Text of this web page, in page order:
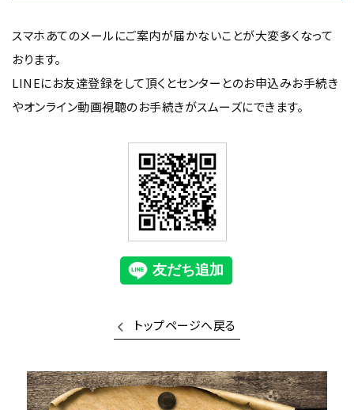
スマホあてのメールにご案内が届かないことが大変多くなって
おります。
LINEにお友達登録をして頂くとセンターとのお申込みお手続き
やオンライン動画視聴のお手続きがスムーズにできます。
トップページへ戻る